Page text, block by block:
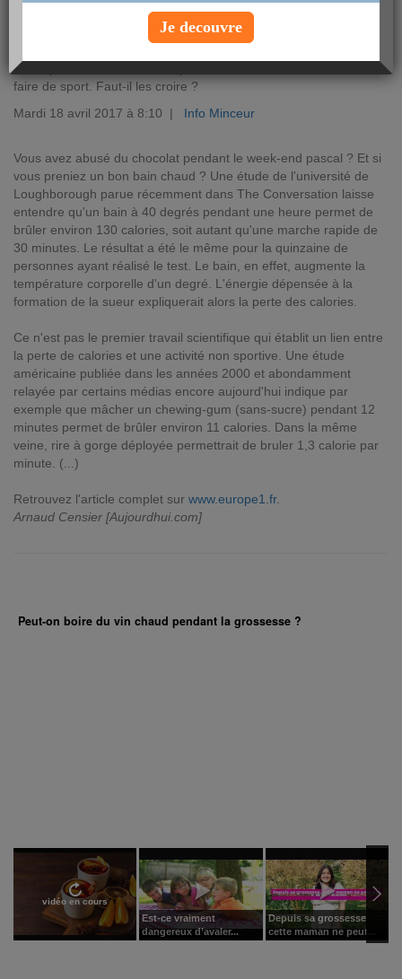
Selon plusieurs études, il est possible de brûler des calories sans
faire de sport. Faut-il les croire ?
Mardi 18 avril 2017 à 8:10 | Info Minceur
Vous avez abusé du chocolat pendant le week-end pascal ? Et si
vous preniez un bon bain chaud ? Une étude de l'université de
Loughborough parue récemment dans The Conversation laisse
entendre qu'un bain à 40 degrés pendant une heure permet de
brûler environ 130 calories, soit autant qu'une marche rapide de
30 minutes. Le résultat a été le même pour la quinzaine de
personnes ayant réalisé le test. Le bain, en effet, augmente la
température corporelle d'un degré. L'énergie dépensée à la
formation de la sueur expliquerait alors la perte des calories.
Ce n'est pas le premier travail scientifique qui établit un lien entre
la perte de calories et une activité non sportive. Une étude
américaine publiée dans les années 2000 et abondamment
relayée par certains médias encore aujourd'hui indique par
exemple que mâcher un chewing-gum (sans-sucre) pendant 12
minutes permet de brûler environ 11 calories. Dans la même
veine, rire à gorge déployée permettrait de bruler 1,3 calorie par
minute. (...)
Retrouvez l'article complet sur www.europe1.fr.
Arnaud Censier [Aujourdhui.com]
Peut-on boire du vin chaud pendant la grossesse ?
vidéo en cours
Est-ce vraiment
dangereux d’avaler...
Depuis sa grossesse
cette maman ne peut...
Je decouvre